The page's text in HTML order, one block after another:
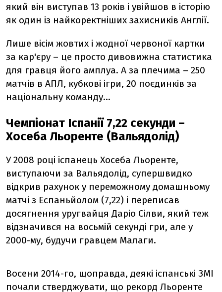
який він виступав 13 років і увійшов в історію
як один із найкоректніших захисників Англії.
Лише вісім жовтих і жодної червоної картки
за кар'єру – це просто дивовижна статистика
для гравця його амплуа. А за плечима – 250
матчів в АПЛ, кубкові ігри, 20 поєдинків за
національну команду…
Чемпіонат Іспанії 7,22 секунди –
Хосеба Льоренте (Вальядолід)
У 2008 році іспанець Хосеба Льоренте,
виступаючи за Вальядолід, супершвидко
відкрив рахунок у переможному домашньому
матчі з Еспаньйолом (7,22) і переписав
досягнення уругвайця Даріо Сілви, який теж
відзначився на восьмій секунді гри, але у
2000-му, будучи гравцем Малаги.
Восени 2014-го, щоправда, деякі іспанські ЗМІ
почали стверджувати, що рекорд Льоренте